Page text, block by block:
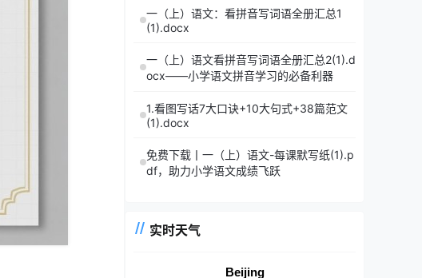
一（上）语文：看拼音写词语全册汇总1
(1).docx
一（上）语文看拼音写词语全册汇总2(1).d
ocx——小学语文拼音学习的必备利器
1.看图写话7大口诀+10大句式+38篇范文
(1).docx
免费下载丨一（上）语文-每课默写纸(1).p
df，助力小学语文成绩飞跃
实时天气
Beijing